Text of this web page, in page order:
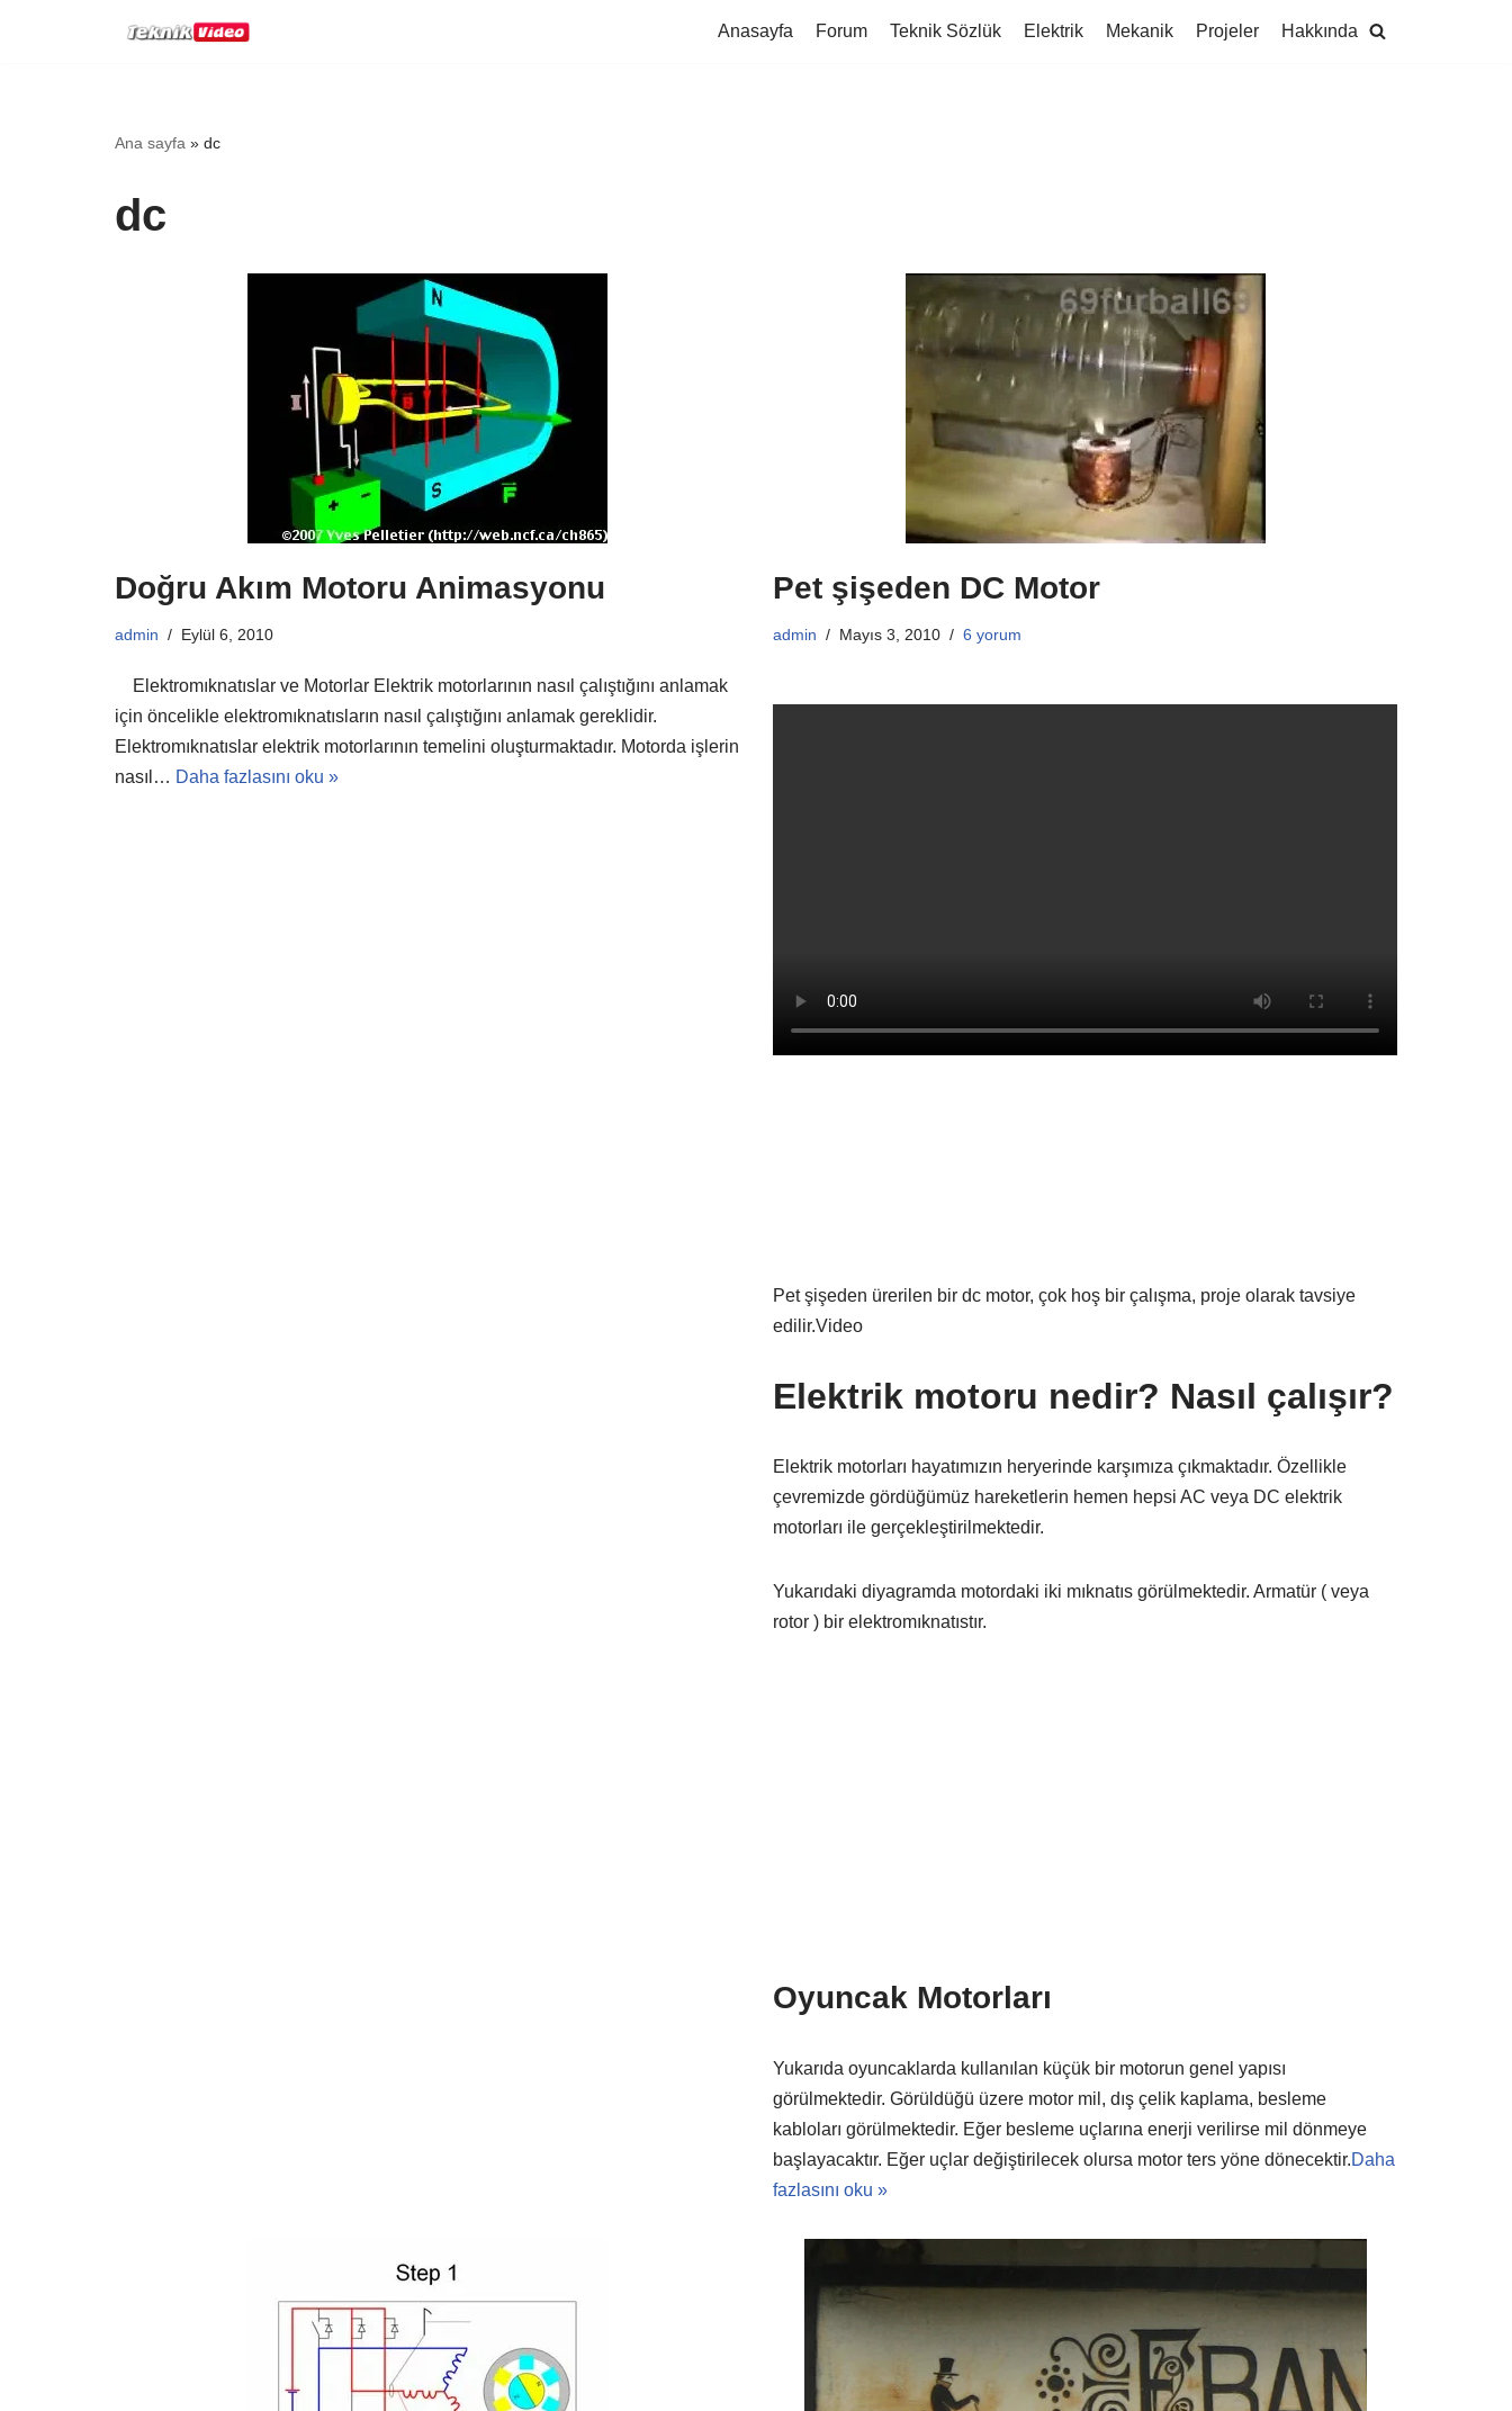
Anasayfa Forum Teknik Sözlük Elektrik Mekanik Projeler Hakkında
Ana sayfa » dc
dc
Doğru Akım Motoru Animasyonu
admin Eylül 6, 2010
Elektromıknatıslar ve Motorlar Elektrik motorlarının nasıl çalıştığını anlamak
için öncelikle elektromıknatısların nasıl çalıştığını anlamak gereklidir.
Elektromıknatıslar elektrik motorlarının temelini oluşturmaktadır. Motorda işlerin
nasıl… Daha fazlasını oku »
Pet şişeden DC Motor
admin Mayıs 3, 2010 6 yorum
Pet şişeden ürerilen bir dc motor, çok hoş bir çalışma, proje olarak tavsiye
edilir.Video
Elektrik motoru nedir? Nasıl çalışır?
Elektrik motorları hayatımızın heryerinde karşımıza çıkmaktadır. Özellikle
çevremizde gördüğümüz hareketlerin hemen hepsi AC veya DC elektrik
motorları ile gerçekleştirilmektedir.
Yukarıdaki diyagramda motordaki iki mıknatıs görülmektedir. Armatür ( veya
rotor ) bir elektromıknatıstır.
Oyuncak Motorları
Yukarıda oyuncaklarda kullanılan küçük bir motorun genel yapısı
görülmektedir. Görüldüğü üzere motor mil, dış çelik kaplama, besleme
kabloları görülmektedir. Eğer besleme uçlarına enerji verilirse mil dönmeye
başlayacaktır. Eğer uçlar değiştirilecek olursa motor ters yöne dönecektir.Daha
fazlasını oku »